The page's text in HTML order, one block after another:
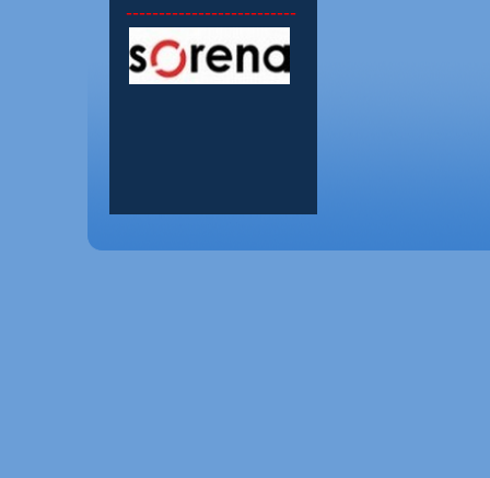
--------------------------